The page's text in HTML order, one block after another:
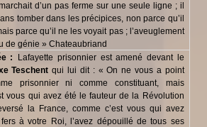
d’un pas ferme sur une seule ligne ; il
tomber dans les précipices, non parce qu’il
parce qu’il ne les voyait pas ; l’aveuglement
de génie » Chateaubriand
:
Lafayette prisonnier est amené devant le
Teschent qui lui dit : « On ne vous a point
prisonnier ni comme constituant, mais
vous qui avez été le fauteur de la Révolution
la France, comme c’est vous qui avez
à votre Roi, l’avez dépouillé de tous ses